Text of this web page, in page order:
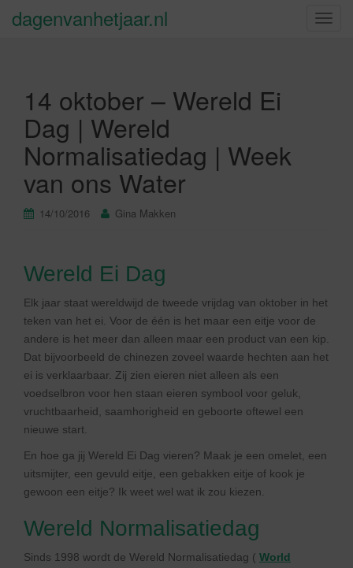
S
dagenvanhetjaar.nl
14 oktober – Wereld Ei
Dag | Wereld
Normalisatiedag | Week
van ons Water
14/10/2016 Gina Makken
Wereld Ei Dag
Elk jaar staat wereldwijd de tweede vrijdag van oktober in het
teken van het ei. Voor de één is het maar een eitje voor de
andere is het meer dan alleen maar een product van een kip.
Dat bijvoorbeeld de chinezen zoveel waarde hechten aan het
ei is verklaarbaar. Zij zien eieren niet alleen als een
voedselbron voor hen staan eieren symbool voor geluk,
vruchtbaarheid, saamhorigheid en geboorte oftewel een
nieuwe start.
En hoe ga jij Wereld Ei Dag vieren? Maak je een omelet, een
uitsmijter, een gevuld eitje, een gebakken eitje of kook je
gewoon een eitje? Ik weet wel wat ik zou kiezen.
Wereld Normalisatiedag
Sinds 1998 wordt de Wereld Normalisatiedag ( World